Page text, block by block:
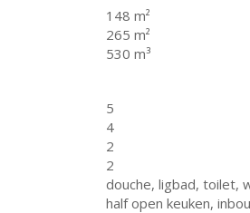
148 m²
265 m²
530 m³
5
4
2
2
douche, ligbad, toilet,
half open keuken,